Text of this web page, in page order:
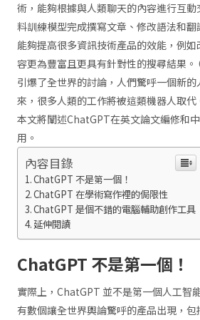
術，能夠根據與人類聊天的內容進行互
料訓練模型完成撰寫文章、修改語法和
能夠提高很多資訊技術產品的效能，例
容更為豐富且更具有針對性的搜尋結果
引爆了全世界的討論，人們驚呼一個新
來，很多人類的工作將被這類機器人取代
本文將闡述ChatGPT在英文論文編修和
用。
內容目錄
ChatGPT 不是第一個！
ChatGPT 在學術寫作裡的侷限性
ChatGPT 是個不錯的電腦輔助創作工具
延伸閱讀
ChatGPT 不是第一個！
實際上，ChatGPT 並不是第一個人工智
有數個讓全世界輿論驚呼的產品出現，